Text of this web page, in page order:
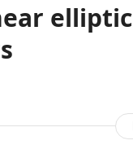
elliptic